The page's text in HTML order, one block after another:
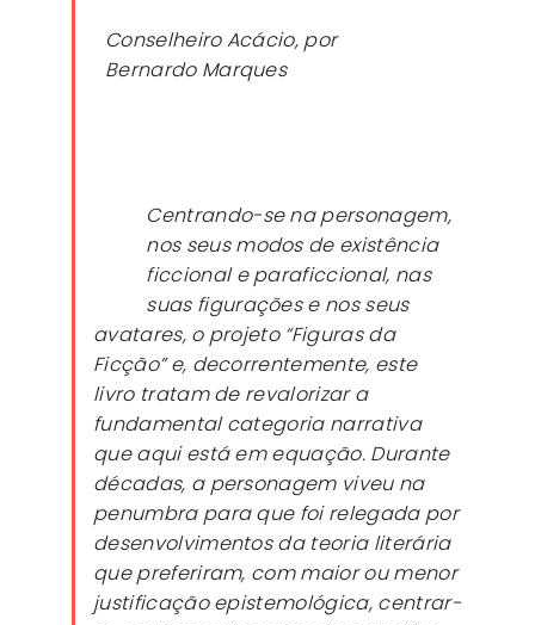
Conselheiro Acácio, por
Bernardo Marques
Centrando-se na personagem,
nos seus modos de existência
ficcional e paraficcional, nas
suas figurações e nos seus
avatares, o projeto “Figuras da
Ficção” e, decorrentemente, este
livro tratam de revalorizar a
fundamental categoria narrativa
que aqui está em equação. Durante
décadas, a personagem viveu na
penumbra para que foi relegada por
desenvolvimentos da teoria literária
que preferiram, com maior ou menor
justificação epistemológica, centrar-